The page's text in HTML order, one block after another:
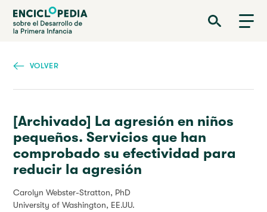
Pasar
contenido
Enciclopedia sobre el Desarrollo de la Primera Infancia
VOLVER
[Archivado] La agresión en niños
pequeños. Servicios que han
comprobado su efectividad para
reducir la agresión
Carolyn Webster-Stratton, PhD
University of Washington, EE.UU.